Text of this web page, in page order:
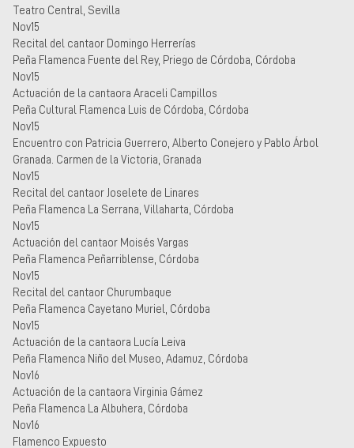
Teatro Central, Sevilla
Nov15
Recital del cantaor Domingo Herrerías
Peña Flamenca Fuente del Rey, Priego de Córdoba, Córdoba
Nov15
Actuación de la cantaora Araceli Campillos
Peña Cultural Flamenca Luis de Córdoba, Córdoba
Nov15
Encuentro con Patricia Guerrero, Alberto Conejero y Pablo Árbol
Granada. Carmen de la Victoria, Granada
Nov15
Recital del cantaor Joselete de Linares
Peña Flamenca La Serrana, Villaharta, Córdoba
Nov15
Actuación del cantaor Moisés Vargas
Peña Flamenca Peñarriblense, Córdoba
Nov15
Recital del cantaor Churumbaque
Peña Flamenca Cayetano Muriel, Córdoba
Nov15
Actuación de la cantaora Lucía Leiva
Peña Flamenca Niño del Museo, Adamuz, Córdoba
Nov16
Actuación de la cantaora Virginia Gámez
Peña Flamenca La Albuhera, Córdoba
Nov16
Flamenco Expuesto